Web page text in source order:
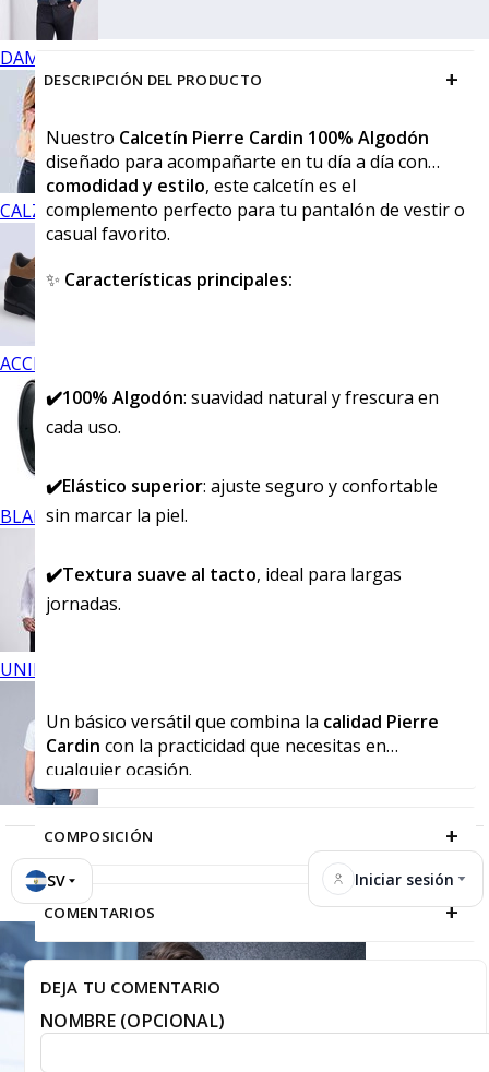
DAMA
CALZADO
ACCESORIOS
BLANCOS
UNIFORMES
SV Iniciar sesión
DESCRIPCIÓN DEL PRODUCTO +
Nuestro Calcetín Pierre Cardin 100% Algodón
diseñado para acompañarte en tu día a día con
comodidad y estilo, este calcetín es el
complemento perfecto para tu pantalón de vestir o
casual favorito.
✨ Características principales:
✔️100% Algodón: suavidad natural y frescura en
cada uso.
✔️Elástico superior: ajuste seguro y confortable
sin marcar la piel.
✔️Textura suave al tacto, ideal para largas
jornadas.
Un básico versátil que combina la calidad Pierre
Cardin con la practicidad que necesitas en
cualquier ocasión.
COMPOSICIÓN +
COMENTARIOS +
DEJA TU COMENTARIO
NOMBRE (OPCIONAL)